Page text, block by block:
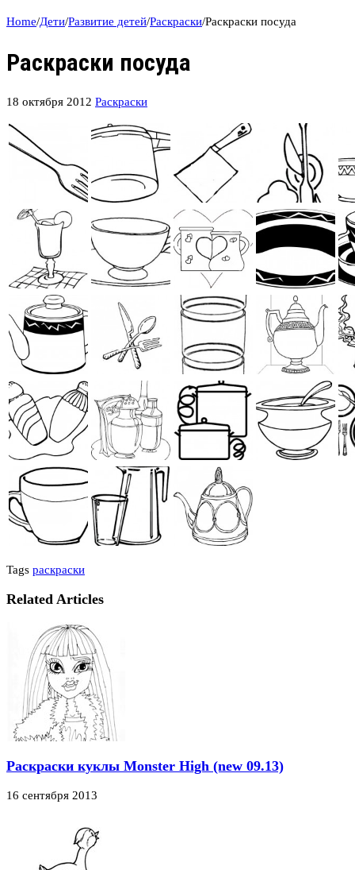
Home/Дети/Развитие детей/Раскраски/Раскраски посуда
Раскраски посуда
18 октября 2012 Раскраски
Tags раскраски
Related Articles
Раскраски куклы Monster High (new 09.13)
16 сентября 2013